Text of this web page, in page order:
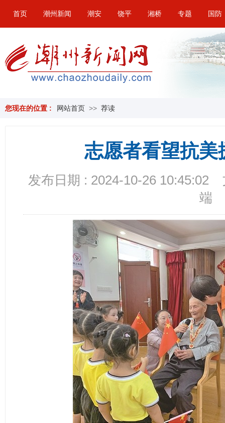
首页 潮州新闻 潮安 饶平 湘桥 专题 国防
您现在的位置 : 网站首页 >> 荐读
志愿者看望抗美
发布日期 : 2024-10-26 10:45:02
端